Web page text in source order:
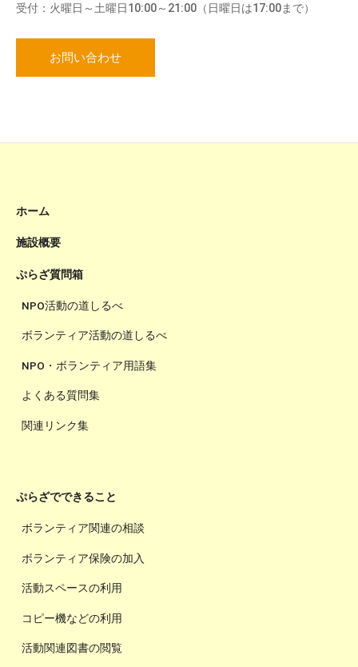
受付：火曜日～土曜日10:00～21:00（日曜日は17:00まで）
お問い合わせ
ホーム
施設概要
ぷらざ質問箱
NPO活動の道しるべ
ボランティア活動の道しるべ
NPO・ボランティア用語集
よくある質問集
関連リンク集
ぷらざでできること
ボランティア関連の相談
ボランティア保険の加入
活動スペースの利用
コピー機などの利用
活動関連図書の閲覧